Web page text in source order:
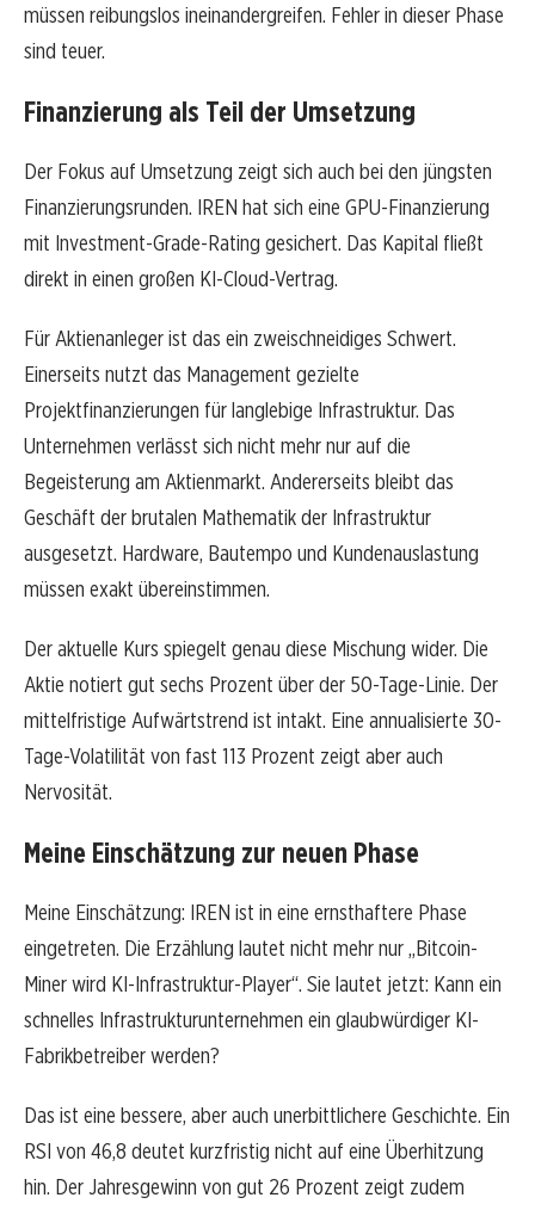
müssen reibungslos ineinandergreifen. Fehler in dieser Phase
sind teuer.
Finanzierung als Teil der Umsetzung
Der Fokus auf Umsetzung zeigt sich auch bei den jüngsten
Finanzierungsrunden. IREN hat sich eine GPU-Finanzierung
mit Investment-Grade-Rating gesichert. Das Kapital fließt
direkt in einen großen KI-Cloud-Vertrag.
Für Aktienanleger ist das ein zweischneidiges Schwert.
Einerseits nutzt das Management gezielte
Projektfinanzierungen für langlebige Infrastruktur. Das
Unternehmen verlässt sich nicht mehr nur auf die
Begeisterung am Aktienmarkt. Andererseits bleibt das
Geschäft der brutalen Mathematik der Infrastruktur
ausgesetzt. Hardware, Bautempo und Kundenauslastung
müssen exakt übereinstimmen.
Der aktuelle Kurs spiegelt genau diese Mischung wider. Die
Aktie notiert gut sechs Prozent über der 50-Tage-Linie. Der
mittelfristige Aufwärtstrend ist intakt. Eine annualisierte 30-
Tage-Volatilität von fast 113 Prozent zeigt aber auch
Nervosität.
Meine Einschätzung zur neuen Phase
Meine Einschätzung: IREN ist in eine ernsthaftere Phase
eingetreten. Die Erzählung lautet nicht mehr nur „Bitcoin-
Miner wird KI-Infrastruktur-Player“. Sie lautet jetzt: Kann ein
schnelles Infrastrukturunternehmen ein glaubwürdiger KI-
Fabrikbetreiber werden?
Das ist eine bessere, aber auch unerbittlichere Geschichte. Ein
RSI von 46,8 deutet kurzfristig nicht auf eine Überhitzung
hin. Der Jahresgewinn von gut 26 Prozent zeigt zudem